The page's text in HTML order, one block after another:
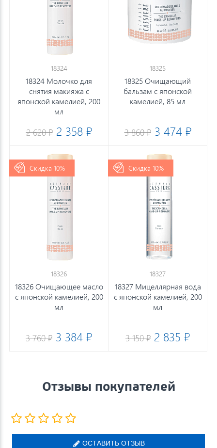
18324
18324 Молочко для
снятия макияжа с
японской камелией, 200
мл
2 620 ₽2 358 ₽
18325
18325 Очищающий
бальзам с японской
камелией, 85 мл
3 860 ₽3 474 ₽
18326
18326 Очищающее масло
с японской камелией, 200
мл
3 760 ₽ 3 384 ₽
Скидка 10%
18327
18327 Мицеллярная вода
с японской камелией, 200
мл
3 150 ₽ 2 835 ₽
Скидка 10%
Отзывы покупателей
ОСТАВИТЬ ОТЗЫВ